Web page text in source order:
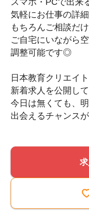
スマホ・PCで出来
気軽にお仕事の詳
もちろんご相談だ
ご自宅にいながら
調整可能です◎
日本教育クリエイ
新着求人を公開して
今日は無くても、
出会えるチャンスが